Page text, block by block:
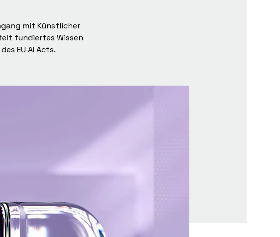
mit Künstlicher
fundiertes Wissen
EU AI Acts.